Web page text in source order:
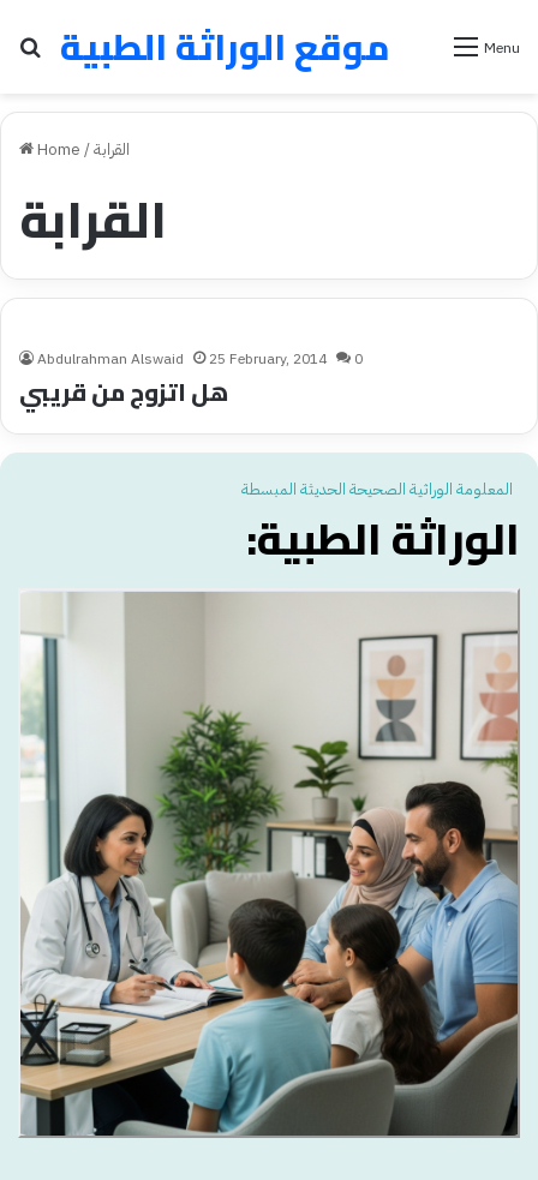
Search for
موقع الوراثة الطبية Menu
Home /القرابة
القرابة
Abdulrahman Alswaid 25 February, 2014 0
هل اتزوج من قريبي
المعلومة الوراثية الصحيحة الحديثة المبسطة
الوراثة الطبية: